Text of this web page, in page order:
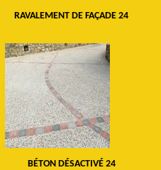
RAVALEMENT DE FAÇADE 24
BÉTON DÉSACTIVÉ 24